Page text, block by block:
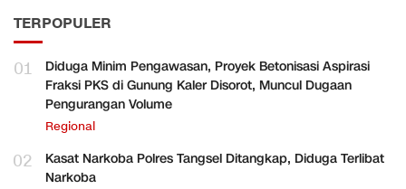
TERPOPULER
01
Diduga Minim Pengawasan, Proyek Betonisasi Aspirasi
Fraksi PKS di Gunung Kaler Disorot, Muncul Dugaan
Pengurangan Volume
Regional
02
Kasat Narkoba Polres Tangsel Ditangkap, Diduga Terlibat
Narkoba